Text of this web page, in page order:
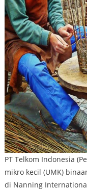
PT Telkom Indonesia
mikro kecil (UMK)
di Nanning